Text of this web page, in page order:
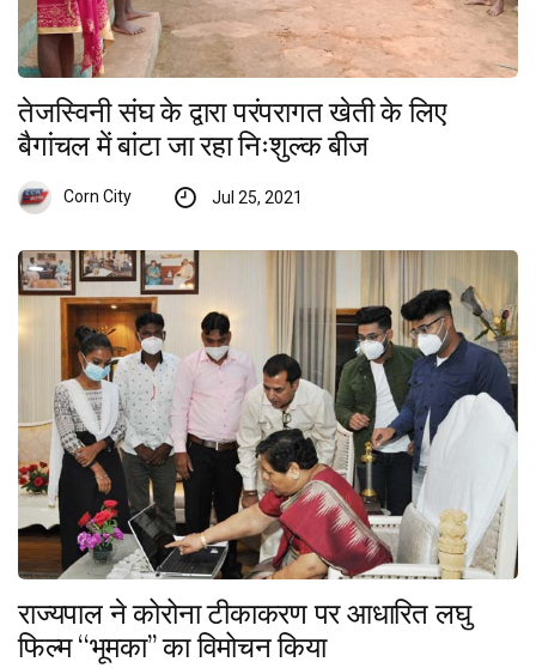
तेजस्विनी संघ के द्वारा परंपरागत खेती के लिए
बैगांचल में बांटा जा रहा निःशुल्क बीज
Corn City Jul 25, 2021
राज्यपाल ने कोरोना टीकाकरण पर आधारित लघु
फिल्म ‘‘भूमका’’ का विमोचन किया